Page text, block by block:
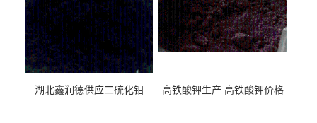
湖北鑫润德供应二硫化钼 高铁酸钾生产 高铁酸钾价格